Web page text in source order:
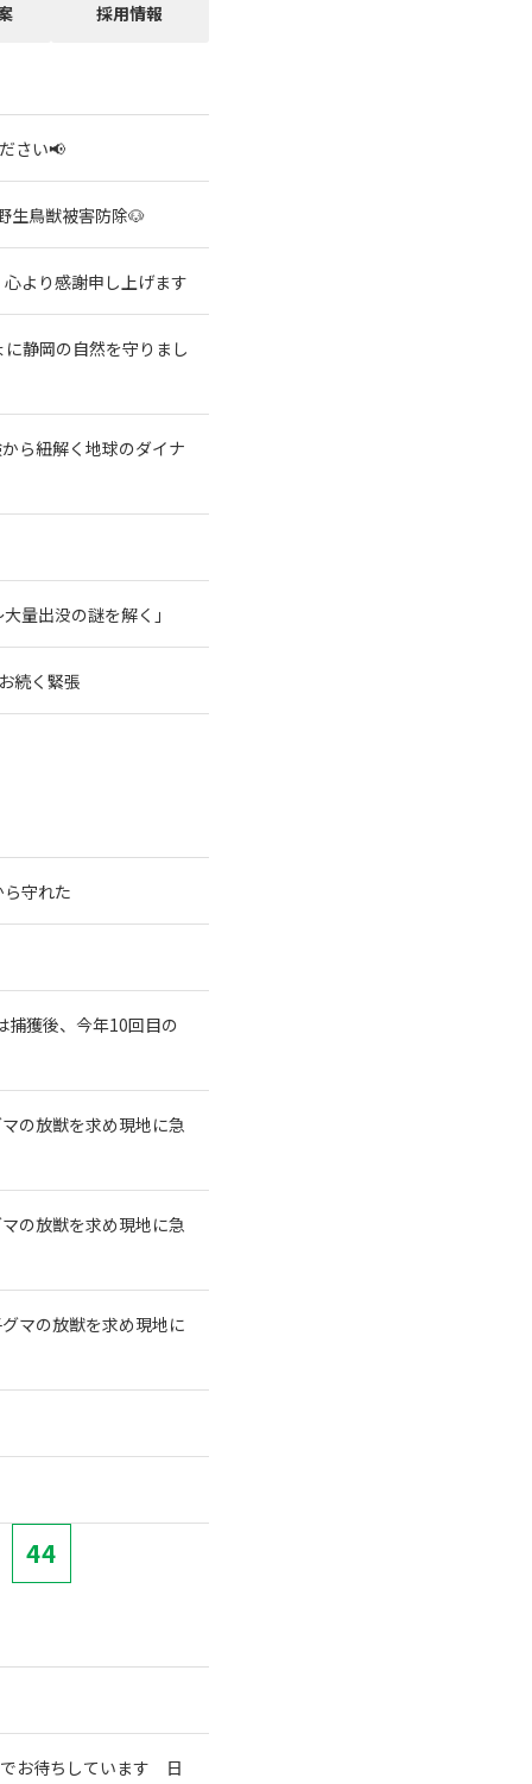
採用情報
さい📢
生鳥獣被害防除🐶
より感謝申し上げます
静岡の自然を守りまし
ら紐解く地球のダイナ
量出没の謎を解く」
続く緊張
守れた
獲後、今年10回目の
の放獣を求め現地に急
の放獣を求め現地に急
マの放獣を求め現地に
44
でお待ちしています 日